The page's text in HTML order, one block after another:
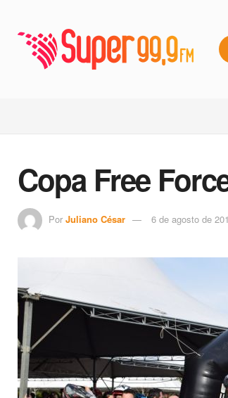
Copa Free
Por Juliano César 6 de agosto de